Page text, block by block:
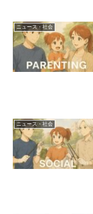
ニュース・社会
ニュース・社会